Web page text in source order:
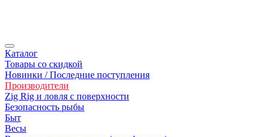
Каталог
Товары со скидкой
Новинки / Последние поступления
Производители
Zig Rig и ловля с поверхности
Безoпасность рыбы
Быт
Весы